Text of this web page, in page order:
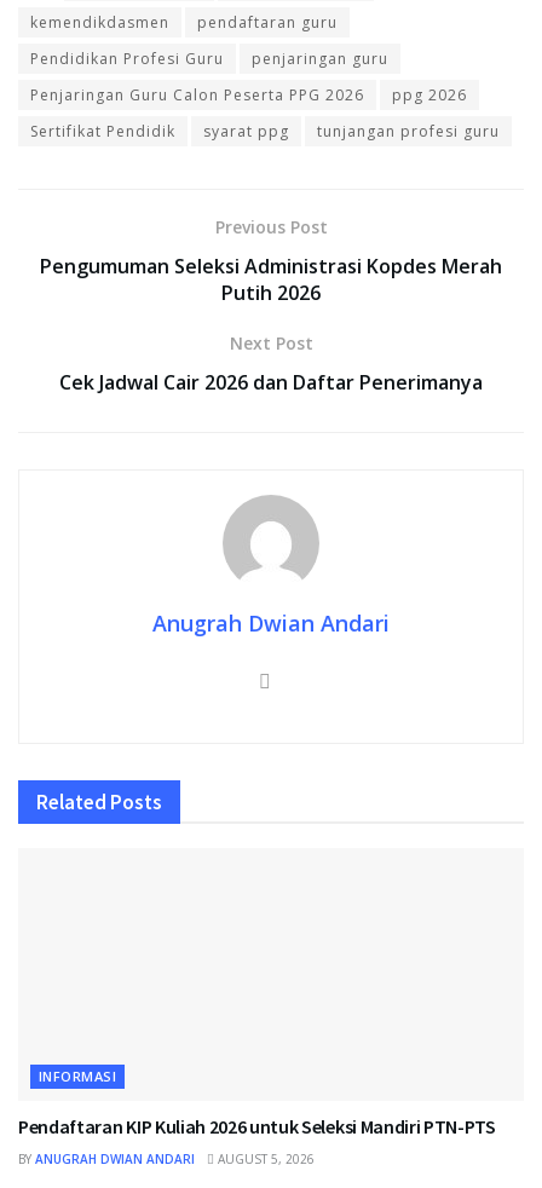
kemendikdasmen
pendaftaran guru
Pendidikan Profesi Guru
penjaringan guru
Penjaringan Guru Calon Peserta PPG 2026
ppg 2026
Sertifikat Pendidik
syarat ppg tunjangan profesi guru
Previous Post
Pengumuman Seleksi Administrasi Kopdes Merah
Putih 2026
Next Post
Cek Jadwal Cair 2026 dan Daftar Penerimanya
Anugrah Dwian Andari
Related Posts
INFORMASI
Pendaftaran KIP Kuliah 2026 untuk Seleksi Mandiri PTN-PTS
BY ANUGRAH DWIAN ANDARI AUGUST 5, 2026